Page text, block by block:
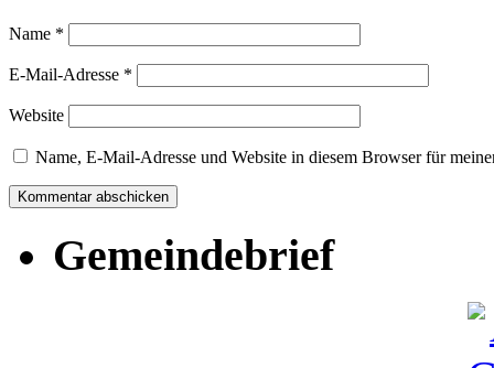
Name *
E-Mail-Adresse *
Website
Name, E-Mail-Adresse und Website in diesem Browser für
Gemeindebrief